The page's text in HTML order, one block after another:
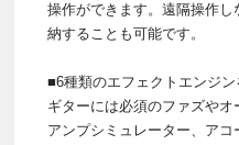
操作ができます。遠隔操作
納することも可能です。
■6種類のエフェクトエンジ
ギターには必須のファズや
アンプシミュレーター、ア